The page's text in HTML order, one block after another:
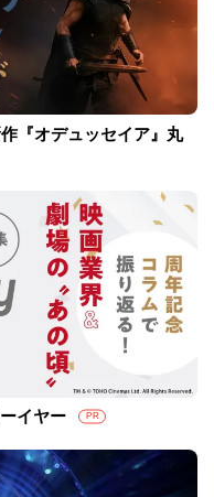
『オデュッセイア』丸
イヤー PR